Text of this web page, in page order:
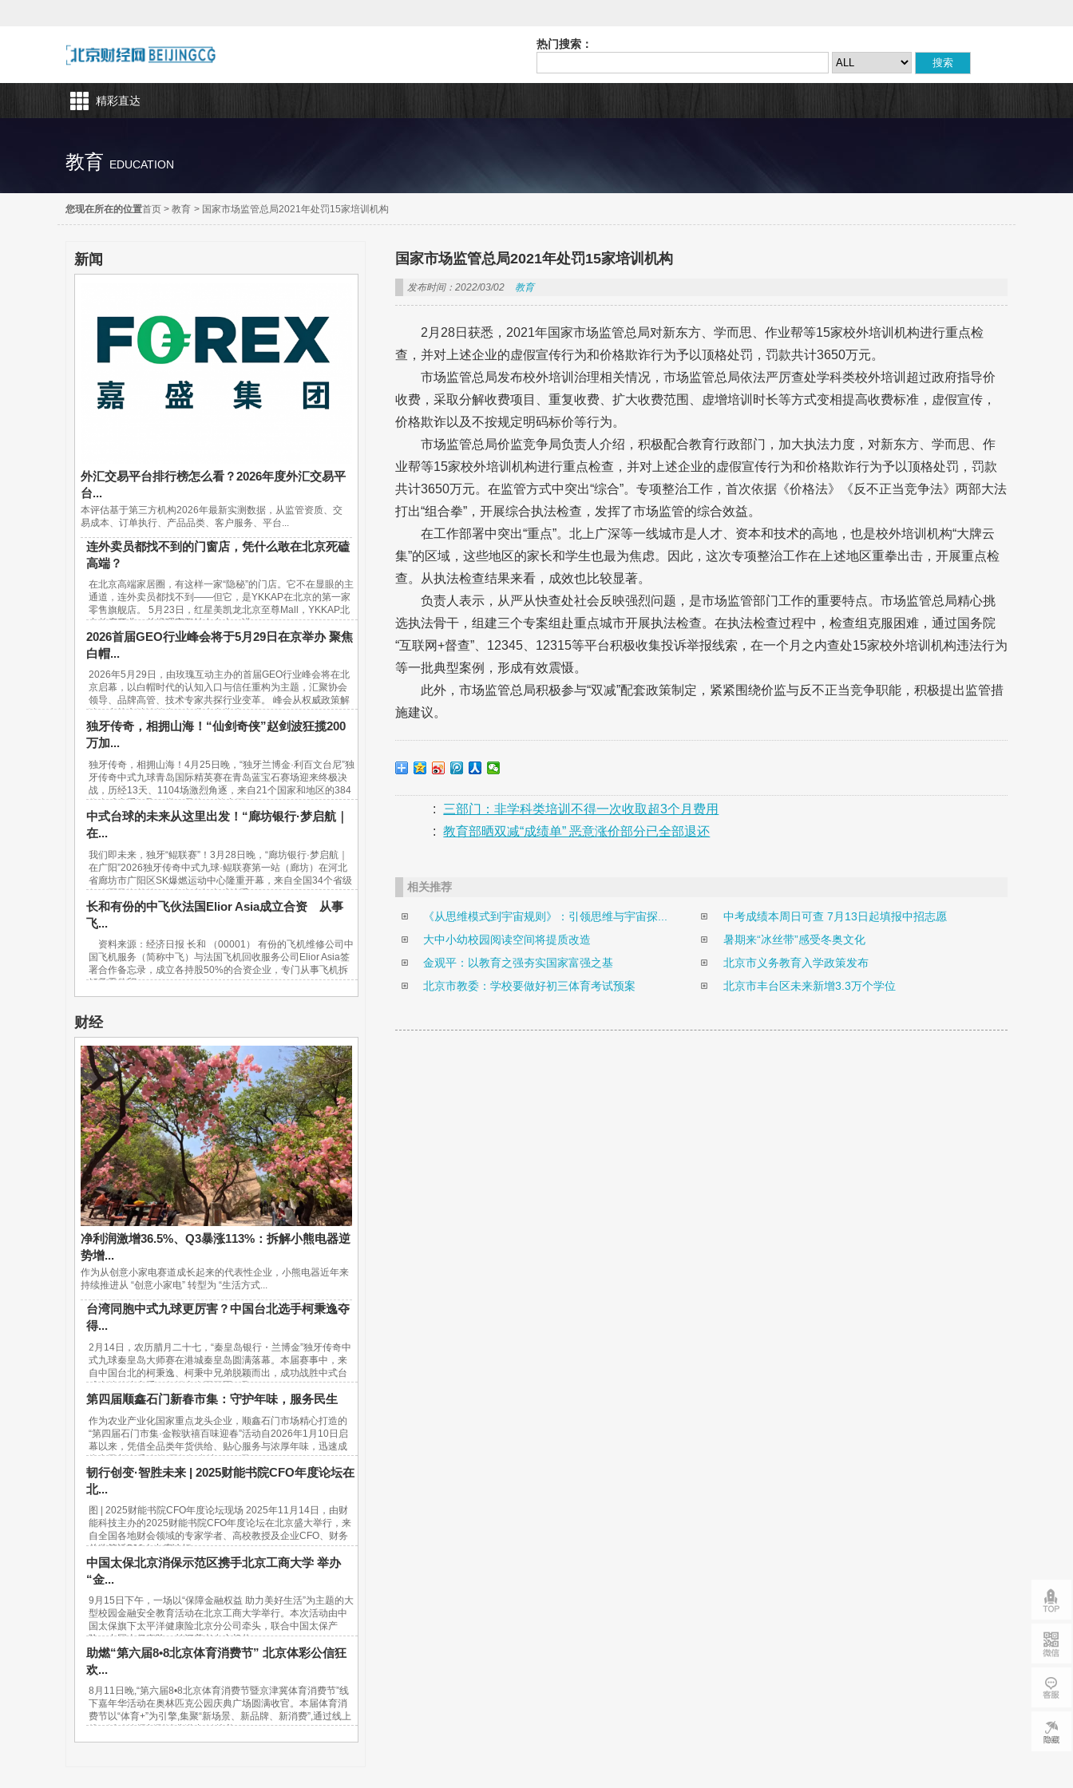
热门搜索：
精彩直达
教育 EDUCATION
您现在所在的位置首页 > 教育 > 国家市场监管总局2021年处罚15家培训机构
新闻
外汇交易平台排行榜怎么看？2026年度外汇交易平
台...
本评估基于第三方机构2026年最新实测数据，从监管资质、交
易成本、订单执行、产品品类、客户服务、平台...
连外卖员都找不到的门窗店，凭什么敢在北京死磕
高端？
在北京高端家居圈，有这样一家“隐秘”的门店。它不在显眼的主
通道，连外卖员都找不到——但它，是YKKAP在北京的第一家
零售旗舰店。 5月23日，红星美凯龙北京至尊Mall，YKKAP北
京首店开业。总经理宋鹏站在台上，讲...
2026首届GEO行业峰会将于5月29日在京举办 聚焦
白帽...
2026年5月29日，由玫瑰互动主办的首届GEO行业峰会将在北
京启幕，以白帽时代的认知入口与信任重构为主题，汇聚协会
领导、品牌高管、技术专家共探行业变革。 峰会从权威政策解
读、实战方法论输出、行业生态共建...
独牙传奇，相拥山海！“仙剑奇侠”赵剑波狂揽200
万加...
独牙传奇，相拥山海！4月25日晚，“独牙兰博金·利百文台尼”独
牙传奇中式九球青岛国际精英赛在青岛蓝宝石赛场迎来终极决
战，历经13天、1104场激烈角逐，来自21个国家和地区的384
位台球高手汇聚一堂，最终，“软塞王...
中式台球的未来从这里出发！“廊坊银行·梦启航｜
在...
我们即未来，独牙“鲲联赛”！3月28日晚，“廊坊银行·梦启航｜
在广阳”2026独牙传奇中式九球·鲲联赛第一站（廊坊）在河北
省廊坊市广阳区SK爆燃运动中心隆重开幕，来自全国34个省级
行政区及海外的940名青少年台球选手...
长和有份的中飞伙法国Elior Asia成立合资 从事
飞...
资料来源：经济日报 长和 （00001） 有份的飞机维修公司中
国飞机服务（简称中飞）与法国飞机回收服务公司Elior Asia签
署合作备忘录，成立各持股50%的合资企业，专门从事飞机拆
解及零件贸...
财经
净利润激增36.5%、Q3暴涨113%：拆解小熊电器逆
势增...
作为从创意小家电赛道成长起来的代表性企业，小熊电器近年来
持续推进从 “创意小家电” 转型为 “生活方式...
台湾同胞中式九球更厉害？中国台北选手柯秉逸夺
得...
2月14日，农历腊月二十七，“秦皇岛银行・兰博金”独牙传奇中
式九球秦皇岛大师赛在港城秦皇岛圆满落幕。本届赛事中，来
自中国台北的柯秉逸、柯秉中兄弟脱颖而出，成功战胜中式台
球内地传统高手，包揽赛事冠亚军，取...
第四届顺鑫石门新春市集：守护年味，服务民生
作为农业产业化国家重点龙头企业，顺鑫石门市场精心打造的
“第四届石门市集·金鞍驮禧百味迎春”活动自2026年1月10日启
幕以来，凭借全品类年货供给、贴心服务与浓厚年味，迅速成
为市民新春采购的“网红打卡地”。37天...
韧行创变·智胜未来 | 2025财能书院CFO年度论坛在
北...
图 | 2025财能书院CFO年度论坛现场 2025年11月14日，由财
能科技主办的2025财能书院CFO年度论坛在北京盛大举行，来
自全国各地财会领域的专家学者、高校教授及企业CFO、财务
总监等近500人出席论坛。...
中国太保北京消保示范区携手北京工商大学 举办
“金...
9月15日下午，一场以“保障金融权益 助力美好生活”为主题的大
型校园金融安全教育活动在北京工商大学举行。本次活动由中
国太保旗下太平洋健康险北京分公司牵头，联合中国太保产
险、中国太保寿险、长江养老在京机构...
助燃“第六届8•8北京体育消费节” 北京体彩公信狂
欢...
8月11日晚,“第六届8•8北京体育消费节暨京津冀体育消费节”线
下嘉年华活动在奥林匹克公园庆典广场圆满收官。本届体育消
费节以“体育+”为引擎,集聚“新场景、新品牌、新消费”,通过线上
线下活动挖掘新型消费潜力,链接美...
国家市场监管总局2021年处罚15家培训机构
发布时间：2022/03/02 教育
2月28日获悉，2021年国家市场监管总局对新东方、学而思、作业帮等15家校外培训机构进行重点检
查，并对上述企业的虚假宣传行为和价格欺诈行为予以顶格处罚，罚款共计3650万元。
市场监管总局发布校外培训治理相关情况，市场监管总局依法严厉查处学科类校外培训超过政府指导价
收费，采取分解收费项目、重复收费、扩大收费范围、虚增培训时长等方式变相提高收费标准，虚假宣传，
价格欺诈以及不按规定明码标价等行为。
市场监管总局价监竞争局负责人介绍，积极配合教育行政部门，加大执法力度，对新东方、学而思、作
业帮等15家校外培训机构进行重点检查，并对上述企业的虚假宣传行为和价格欺诈行为予以顶格处罚，罚款
共计3650万元。在监管方式中突出“综合”。专项整治工作，首次依据《价格法》《反不正当竞争法》两部大法
打出“组合拳”，开展综合执法检查，发挥了市场监管的综合效益。
在工作部署中突出“重点”。北上广深等一线城市是人才、资本和技术的高地，也是校外培训机构“大牌云
集”的区域，这些地区的家长和学生也最为焦虑。因此，这次专项整治工作在上述地区重拳出击，开展重点检
查。从执法检查结果来看，成效也比较显著。
负责人表示，从严从快查处社会反映强烈问题，是市场监管部门工作的重要特点。市场监管总局精心挑
选执法骨干，组建三个专案组赴重点城市开展执法检查。在执法检查过程中，检查组克服困难，通过国务院
“互联网+督查”、12345、12315等平台积极收集投诉举报线索，在一个月之内查处15家校外培训机构违法行为
等一批典型案例，形成有效震慑。
此外，市场监管总局积极参与“双减”配套政策制定，紧紧围绕价监与反不正当竞争职能，积极提出监管措
施建议。
:
三部门：非学科类培训不得一次收取超3个月费用
:
教育部晒双减“成绩单” 恶意涨价部分已全部退还
相关推荐
《从思维模式到宇宙规则》：引领思维与宇宙探...
中考成绩本周日可查 7月13日起填报中招志愿
大中小幼校园阅读空间将提质改造
暑期来“冰丝带”感受冬奥文化
金观平：以教育之强夯实国家富强之基
北京市义务教育入学政策发布
北京市教委：学校要做好初三体育考试预案
北京市丰台区未来新增3.3万个学位